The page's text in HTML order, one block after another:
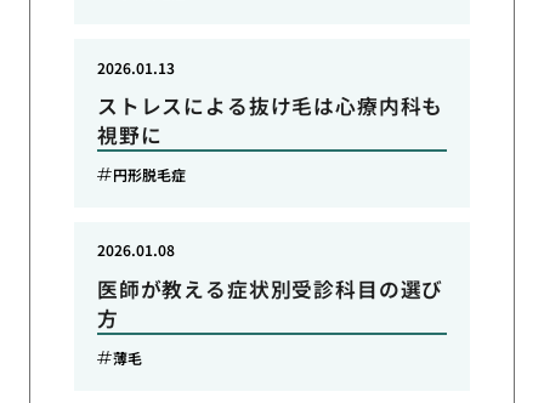
ストレスによる抜け毛は心療内科も
視野に
2026.01.13
円形脱毛症
医師が教える症状別受診科目の選び
方
2026.01.08
薄毛